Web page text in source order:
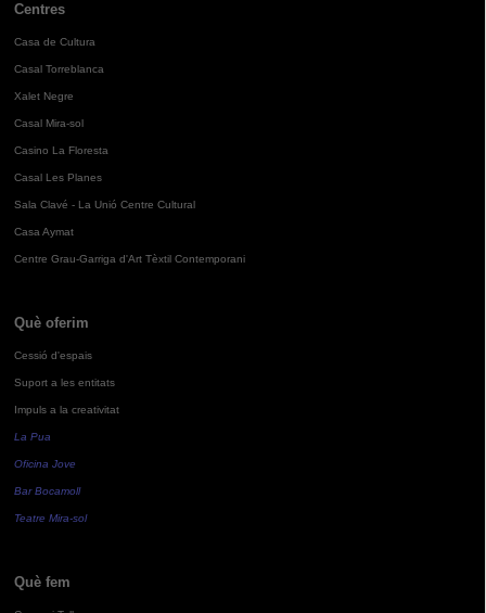
Centres
Casa de Cultura
Casal Torreblanca
Xalet Negre
Casal Mira-sol
Casino La Floresta
Casal Les Planes
Sala Clavé - La Unió Centre Cultural
Casa Aymat
Centre Grau-Garriga d'Art Tèxtil Contemporani
Què oferim
Cessió d'espais
Suport a les entitats
Impuls a la creativitat
La Pua
Oficina Jove
Bar Bocamoll
Teatre Mira-sol
Què fem